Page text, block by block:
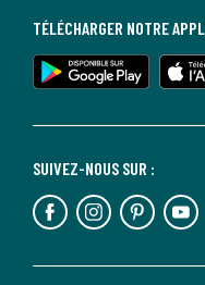
SUIVEZ-NOUS SUR :
TÉLÉCHARGER NOTRE